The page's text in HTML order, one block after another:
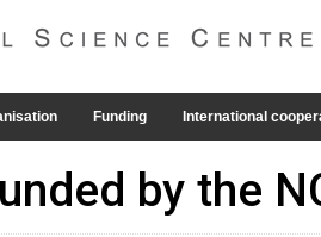
Funding International
by the